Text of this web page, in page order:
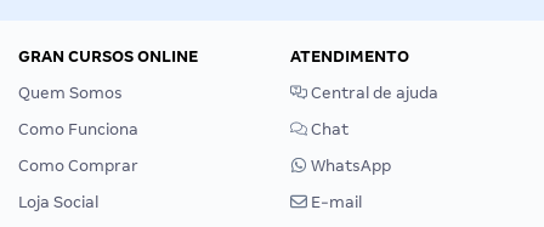
GRAN CURSOS ONLINE
Quem Somos
Como Funciona
Como Comprar
Loja Social
ATENDIMENTO
Central de ajuda
Chat
WhatsApp
E-mail